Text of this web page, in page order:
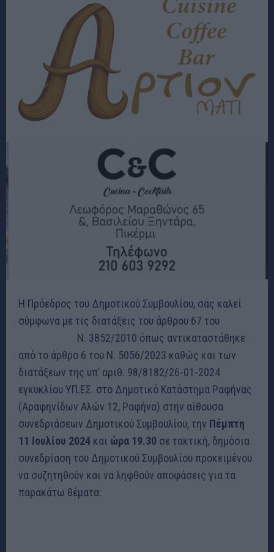
Η Πρόεδρος του Δημοτικού Συμβουλίου, σας καλεί
σύμφωνα με τις διατάξεις του άρθρου 67 του
Ν. 3852/2010 όπως αντικαταστάθηκε
από το άρθρο 6 του Ν. 5056/2023 καθώς και των
διατάξεων της υπ’ αριθ. 98/8182/26-01-2024
εγκυκλίου ΥΠ.ΕΣ. στο Δημοτικό Κατάστημα Ραφήνας
(Αραφηνίδων Αλών 12, Ραφήνα) στην αίθουσα
συνεδριάσεων Δημοτικού Συμβουλίου, την Πέμπτη
11 Ιουλίου 2024 και ώρα 19.30 σε τακτική, δημόσια
συνεδρίαση του Δημοτικού Συμβουλίου προκειμένου
να συζητηθούν και να ληφθούν αποφάσεις για τα
παρακάτω θέματα: